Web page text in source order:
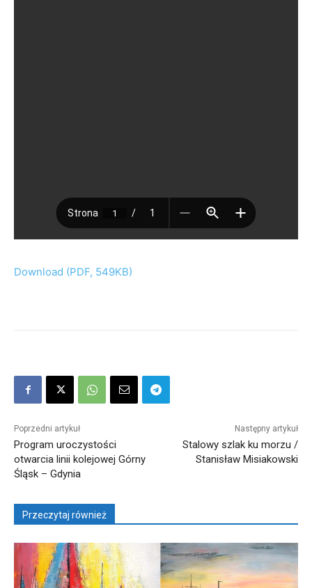
Download (PDF, 549KB)
Poprzedni artykuł
Program uroczystości
otwarcia linii kolejowej Górny
Śląsk – Gdynia
Następny artykuł
Stalowy szlak ku morzu /
Stanisław Misiakowski
Przeczytaj również